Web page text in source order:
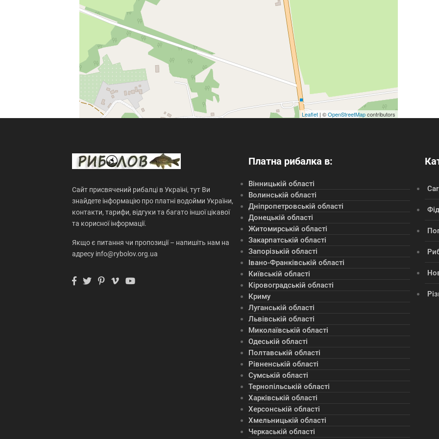
Leaflet | ©OpenStreetMapcontributors
Сайт присвячений рибалці в Україні, тут Ви
знайдете інформацію про платні водойми України,
контакти, тарифи, відгуки та багато іншої цікавої
та корисної інформації.
Якщо є питання чи пропозиції – напишіть нам на
адресу info@rybolov.org.ua
Платна рибалка в:
Вінницькій області
Волинській області
Дніпропетровській області
Донецькій області
Житомирській області
Закарпатській області
Запорізькій області
Івано-Франківській області
Київській області
Кіровоградській області
Криму
Луганській області
Львівській області
Миколаївській області
Одеській області
Полтавській області
Рівненській області
Сумській області
Тернопільській області
Харківській області
Херсонській області
Хмельницькій області
Черкаській області